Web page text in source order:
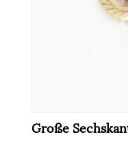
Große